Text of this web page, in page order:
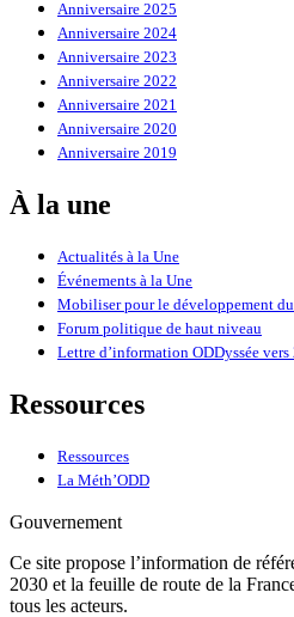
Anniversaire 2025
Anniversaire 2024
Anniversaire 2023
Anniversaire 2022
Anniversaire 2021
Anniversaire 2020
Anniversaire 2019
À la une
Actualités à la Une
Événements à la Une
Mobiliser pour le développement
Forum politique de haut niveau
Lettre d’information ODDyssée vers
Ressources
Ressources
La Méth’ODD
Gouvernement
Ce site propose l’information de
2030 et la feuille de route de la
tous les acteurs.